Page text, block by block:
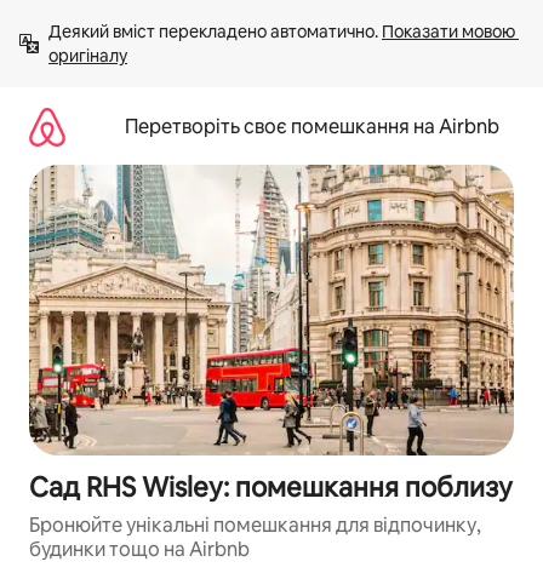
вмісту
Деякий вміст перекладено автоматично. Показати мовою
оригіналу
Перетворіть своє помешкання на Airbnb
Сад RHS Wisley: помешкання поблизу
Бронюйте унікальні помешкання для відпочинку,
будинки тощо на Airbnb